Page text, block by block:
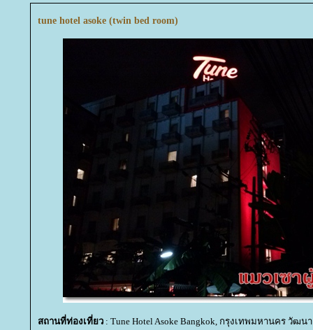
tune hotel asoke (twin bed room)
สถานที่ท่องเที่ยว : Tune Hotel Asoke Bangkok, กรุงเทพมหานคร วัฒน